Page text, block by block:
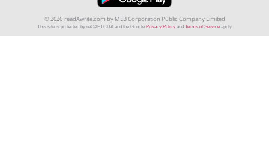
© 2026 readAwrite.com by MEB Corporation Public Company Limited
This site is protected by reCAPTCHA and the Google Privacy Policyand Terms of Serviceapply.